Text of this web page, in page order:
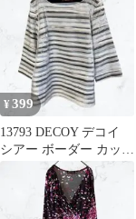
¥399
13793 DECOY デコイ
シアー ボーダー カット
ソーM 七分袖 ホワイト